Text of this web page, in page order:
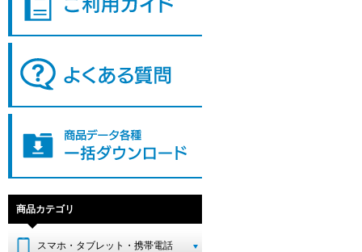
商品カテゴリ
スマホ・タブレット・携帯電話